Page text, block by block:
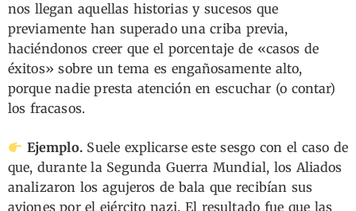
nos llegan aquellas historias y sucesos que
previamente han superado una criba previa,
haciéndonos creer que el porcentaje de «casos de
éxitos» sobre un tema es engañosamente alto,
porque nadie presta atención en escuchar (o contar)
los fracasos.
Ejemplo.Suele explicarse este sesgo con el caso de
que, durante la Segunda Guerra Mundial, los Aliados
analizaron los agujeros de bala que recibían sus
aviones por el ejército nazi. El resultado fue que las